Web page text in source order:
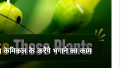
केमिकल के करेंगे भगाने का काम